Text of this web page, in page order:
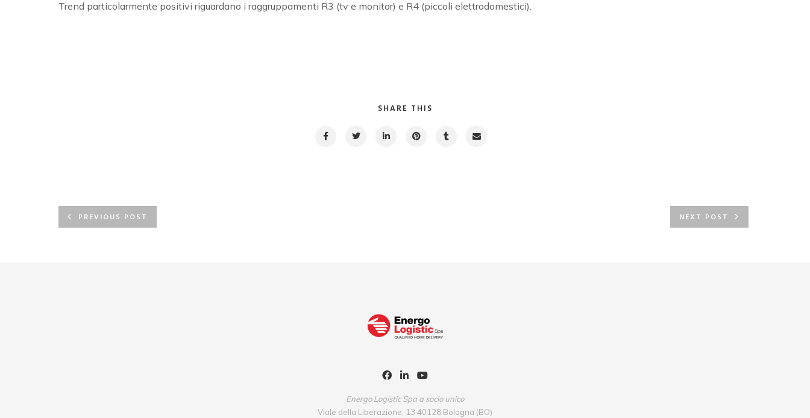
Trend particolarmente positivi riguardano i raggruppamenti R3 (tv e monitor) e R4 (piccoli elettrodomestici).
SHARE THIS
PREVIOUS POST NEXT POST
Energo Logistic Spa a socio unico
Viale della Liberazione, 13 40128 Bologna (BO)